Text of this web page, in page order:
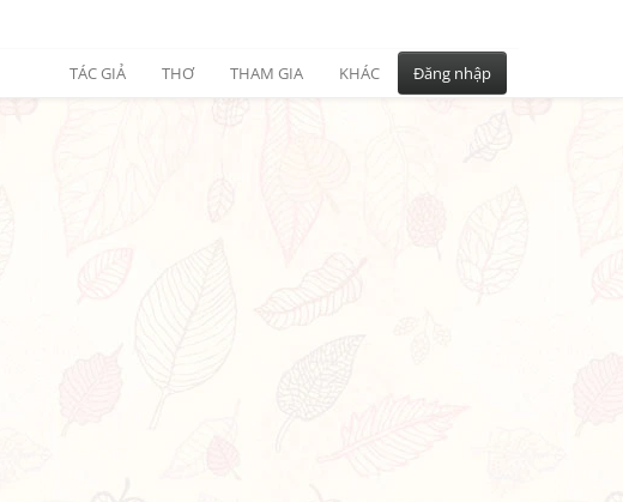
TÁC GIẢ THƠ THAM GIA KHÁC Đăng nhập